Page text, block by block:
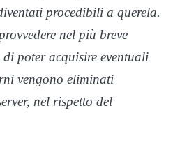
procedibili a querela.
nel più breve
poter acquisire eventuali
vengono eliminati
nel rispetto del